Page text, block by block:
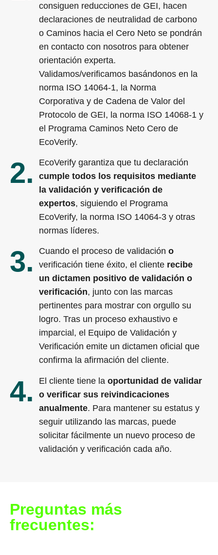
consiguen reducciones de GEI, hacen
declaraciones de neutralidad de carbono
o Caminos hacia el Cero Neto se pondrán
en contacto con nosotros para obtener
orientación experta.
Validamos/verificamos basándonos en la
norma ISO 14064-1, la Norma
Corporativa y de Cadena de Valor del
Protocolo de GEI, la norma ISO 14068-1 y
el Programa Caminos Neto Cero de
EcoVerify.
2.
EcoVerify garantiza que tu declaración
cumple todos los requisitos mediante
la validación y verificación de
expertos, siguiendo el Programa
EcoVerify, la norma ISO 14064-3 y otras
normas líderes.
3. Cuando el proceso de validación o
verificación tiene éxito, el cliente recibe
un dictamen positivo de validación o
verificación, junto con las marcas
pertinentes para mostrar con orgullo su
logro. Tras un proceso exhaustivo e
imparcial, el Equipo de Validación y
Verificación emite un dictamen oficial que
confirma la afirmación del cliente.
4. El cliente tiene la oportunidad de validar
o verificar sus reivindicaciones
anualmente. Para mantener su estatus y
seguir utilizando las marcas, puede
solicitar fácilmente un nuevo proceso de
validación y verificación cada año.
Preguntas más
frecuentes: